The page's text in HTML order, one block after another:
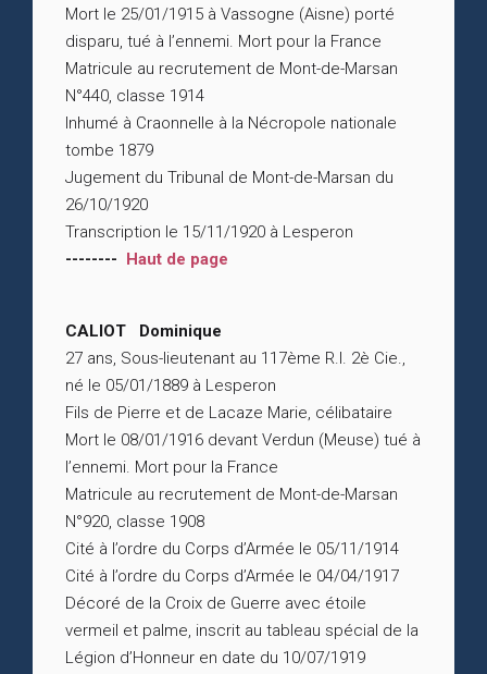
Mort le 25/01/1915 à Vassogne (Aisne) porté
disparu, tué à l’ennemi. Mort pour la France
Matricule au recrutement de Mont-de-Marsan
N°440, classe 1914
Inhumé à Craonnelle à la Nécropole nationale
tombe 1879
Jugement du Tribunal de Mont-de-Marsan du
26/10/1920
Transcription le 15/11/1920 à Lesperon
-------- Haut de page
CALIOT Dominique
27 ans, Sous-lieutenant au 117ème R.I. 2è Cie.,
né le 05/01/1889 à Lesperon
Fils de Pierre et de Lacaze Marie, célibataire
Mort le 08/01/1916 devant Verdun (Meuse) tué à
l’ennemi. Mort pour la France
Matricule au recrutement de Mont-de-Marsan
N°920, classe 1908
Cité à l’ordre du Corps d’Armée le 05/11/1914
Cité à l’ordre du Corps d’Armée le 04/04/1917
Décoré de la Croix de Guerre avec étoile
vermeil et palme, inscrit au tableau spécial de la
Légion d’Honneur en date du 10/07/1919